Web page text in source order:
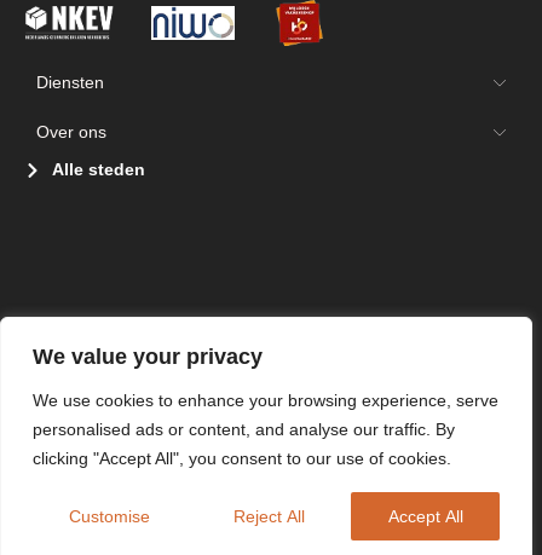
We value your privacy
We use cookies to enhance your browsing experience, serve
personalised ads or content, and analyse our traffic. By
clicking "Accept All", you consent to our use of cookies.
Customise Reject All Accept All
Diensten
Over ons
Alle steden